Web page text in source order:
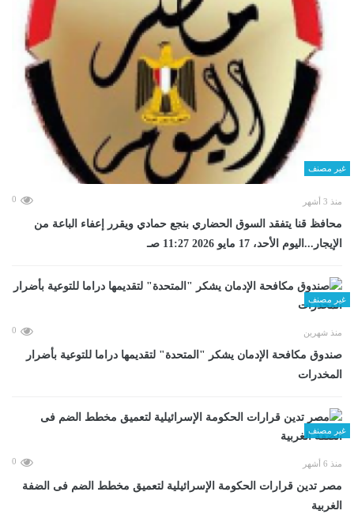
غير مصنف
منذ 3 أشهر 0
محافظ قنا يتفقد السوق الحضاري بنجع حمادي ويقرر إعفاء الباعة من
الإيجار...اليوم الأحد، 17 مايو 2026 11:27 صـ
غير مصنف
منذ شهرين 0
صندوق مكافحة الإدمان يشكر "المتحدة" لتقديمها دراما للتوعية بأضرار
المخدرات
غير مصنف
منذ 6 أشهر 0
مصر تدين قرارات الحكومة الإسرائيلية لتعميق مخطط الضم فى الضفة
الغربية